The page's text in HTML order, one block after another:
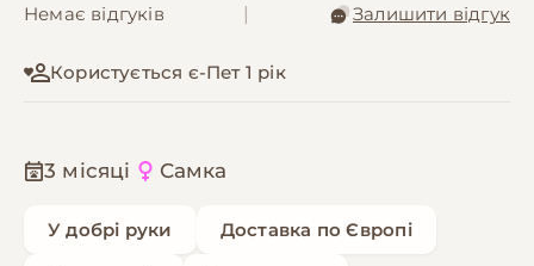
Немає відгуків Залишити відгук
Користується є-Пет 1 рік
3 місяці Самка
У добрі руки Доставка по Європі